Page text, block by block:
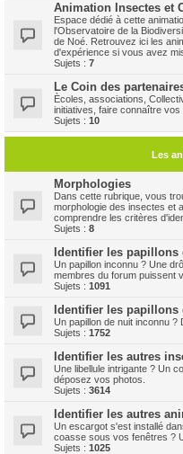
Animation Insectes et
Espace dédié à cette
l'Observatoire de la
de Noé. Retrouvez ici les
d'expérience si vous avez
Sujets : 7
Le Coin des
Ècoles, associations,
initiatives, faire connaître vos
Sujets : 10
Les
Morphologies
Dans cette rubrique, vous
morphologie des insectes et
comprendre les critères
Sujets : 8
Identifier les papillons
Un papillon inconnu ? Une
membres du forum puissent
Sujets : 1091
Identifier les papillons
Un papillon de nuit inconnu
Sujets : 1752
Identifier les autres
Une libellule intrigante ? Un
déposez vos photos.
Sujets : 3614
Identifier les autres
Un escargot s'est installé
coasse sous vos fenêtres ?
Sujets : 1025